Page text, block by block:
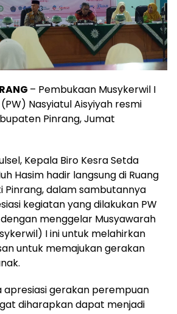
– Pembukaan Musykerwil I
Nasyiatul Aisyiyah resmi
Pinrang, Jumat
Kepala Biro Kesra Setda
Hasim hadir langsung di Ruang
Pinrang, dalam sambutannya
kegiatan yang dilakukan PW
menggelar Musyawarah
I ini untuk melahirkan
untuk memajukan gerakan
apresiasi gerakan perempuan
diharapkan dapat menjadi